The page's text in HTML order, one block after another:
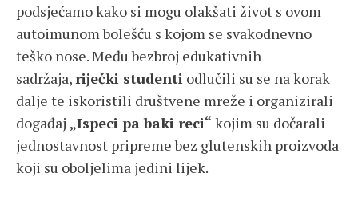
podsjećamo kako si mogu olakšati život s ovom
autoimunom bolešću s kojom se svakodnevno
teško nose. Među bezbroj edukativnih
sadržaja,riječki studenti odlučili su se na korak
dalje te iskoristili društvene mreže i organizirali
događaj „Ispeci pa baki reci“ kojim su dočarali
jednostavnost pripreme bez glutenskih proizvoda
koji su oboljelima jedini lijek.